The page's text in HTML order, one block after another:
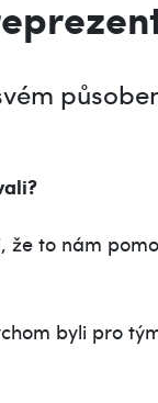
že to nám
byli pro